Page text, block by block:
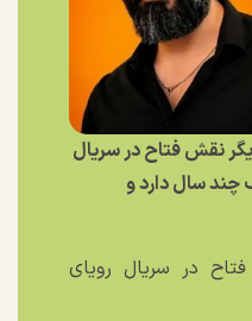
نقش فتاح در سریال
سال دارد و
در سریال رویای